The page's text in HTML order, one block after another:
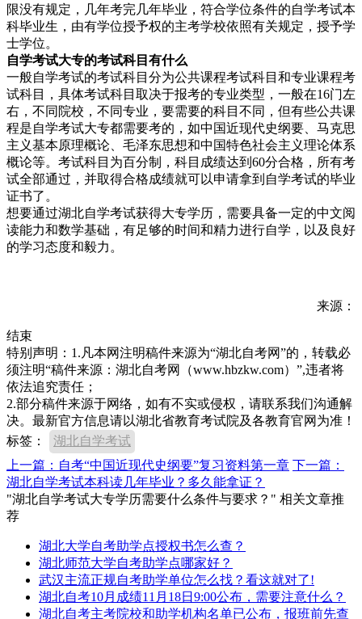
限没有规定，几年考完几年毕业，符合学位条件的自学考试本
科毕业生，由有学位授予权的主考学校依照有关规定，授予学
士学位。
自学考试大专的考试科目有什么
一般自学考试的考试科目分为公共课程考试科目和专业课程考
试科目，具体考试科目取决于报考的专业类型，一般在16门左
右，不同院校，不同专业，要需要的科目不同，但有些公共课
程是自学考试大专都需要考的，如中国近现代史纲要、马克思
主义基本原理概论、毛泽东思想和中国特色社会主义理论体系
概论等。考试科目为百分制，科目成绩达到60分合格，所有考
试全部通过，并取得合格成绩就可以申请拿到自学考试的毕业
证书了。
想要通过湖北自学考试获得大专学历，需要具备一定的中文阅
读能力和数学基础，有足够的时间和精力进行自学，以及良好
的学习态度和毅力。
来源：
结束
特别声明：1.凡本网注明稿件来源为“湖北自考网”的，转载必
须注明“稿件来源：湖北自考网（www.hbzkw.com）”,违者将
依法追究责任；
2.部分稿件来源于网络，如有不实或侵权，请联系我们沟通解
决。最新官方信息请以湖北省教育考试院及各教育官网为准！
标签：
湖北自学考试
上一篇：自考“中国近现代史纲要”复习资料第一章 下一篇：
湖北自学考试本科读几年毕业？多久能拿证？
"湖北自学考试大专学历需要什么条件与要求？" 相关文章推
荐
湖北大学自考助学点授权书怎么查？
湖北师范大学自考助学点哪家好？
武汉主流正规自考助学单位怎么找？看这就对了!
湖北自考10月成绩11月18日9:00公布，需要注意什么？
湖北自考主考院校和助学机构名单已公布，报班前先查